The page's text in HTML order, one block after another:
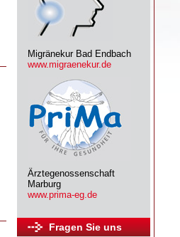
Migränekur Bad Endbach
www.migraenekur.de
Ärztegenossenschaft
Marburg
www.prima-eg.de
Fragen Sie uns